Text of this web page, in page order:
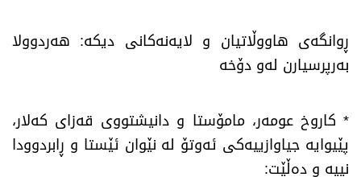
​ڕوانگەی هاووڵاتیان و لایەنەکانی دیکە: هەردوولا
بەرپرسیارن لەو دۆخە
​* کاروخ عومەر، مامۆستا و دانیشتووی قەزای کەلار،
پێیوایە جیاوازییەکی ئەوتۆ لە نێوان ئێستا و ڕابردوودا
نییە و دەڵێت: